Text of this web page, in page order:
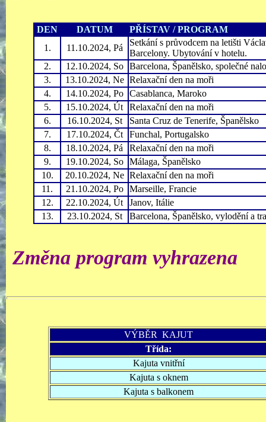
DEN DATUM
PŘÍSTAV / PROGRAM
1.
11.10.2024, Pá
Setkání s průvodcem na letišti
Barcelony. Ubytování v hotelu.
2.
12.10.2024, So
Barcelona, Španělsko, společné
3.
13.10.2024, Ne Relaxační den na moři
4.
14.10.2024, Po
Casablanca, Maroko
5.
15.10.2024, Út
Relaxační den na moři
6.
16.10.2024, St
Santa Cruz de Tenerife, Španělsko
7.
17.10.2024, Čt
Funchal, Portugalsko
8.
18.10.2024, Pá
Relaxační den na moři
9.
19.10.2024, So
Málaga, Španělsko
10.
20.10.2024, Ne Relaxační den na moři
11.
21.10.2024, Po
Marseille, Francie
12.
22.10.2024, Út
Janov, Itálie
13.
23.10.2024, St Barcelona, Španělsko, vylodění a
Změna program vyhrazena
VÝBĚR KAJUT
Třída:
Kajuta vnitřní
Kajuta s oknem
Kajuta s balkonem